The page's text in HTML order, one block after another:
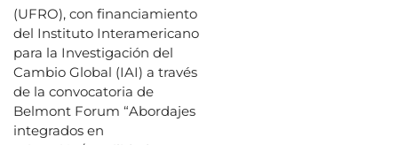
(UFRO), con financiamiento
del Instituto Interamericano
para la Investigación del
Cambio Global (IAI) a través
de la convocatoria de
Belmont Forum “Abordajes
integrados en